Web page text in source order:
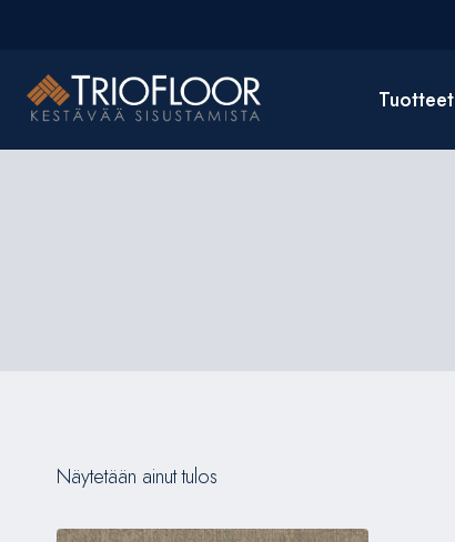
Tuotteet
Näytetään ainut tulos